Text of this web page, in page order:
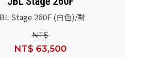
Stage 260F (白色)/對
NT$
NT$ 63,500